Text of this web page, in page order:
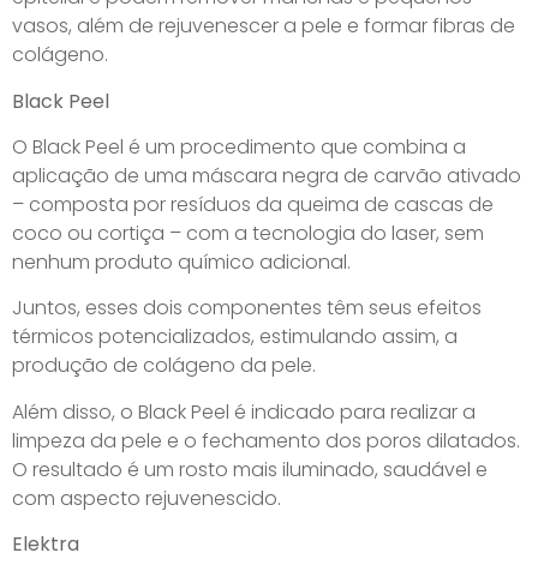
vasos, além de rejuvenescer a pele e formar fibras de
colágeno.
Black Peel
O Black Peel é um procedimento que combina a
aplicação de uma máscara negra de carvão ativado
– composta por resíduos da queima de cascas de
coco ou cortiça – com a tecnologia do laser, sem
nenhum produto químico adicional.
Juntos, esses dois componentes têm seus efeitos
térmicos potencializados, estimulando assim, a
produção de colágeno da pele.
Além disso, o Black Peel é indicado para realizar a
limpeza da pele e o fechamento dos poros dilatados.
O resultado é um rosto mais iluminado, saudável e
com aspecto rejuvenescido.
Elektra